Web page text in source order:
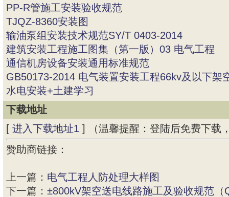
PP-R管施工安装验收规范
TJQZ-8360安装图
输油泵组安装技术规范SY/T 0403-2014
建筑安装工程施工图集（第一版）03 电气工程
通信机房设备安装通用标准规范
GB50173-2014 电气装置安装工程66kv及以下架
水电安装+土建学习
下载地址
[ 进入下载地址1 ] （温馨提醒：登陆后免费下载
赞助商链接：
上一篇： 电气工程人防处理大样图
下一篇： ±800kV架空送电线路施工及验收规范（